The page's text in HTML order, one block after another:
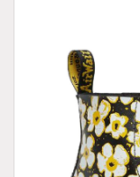
Demonia
Autres marques